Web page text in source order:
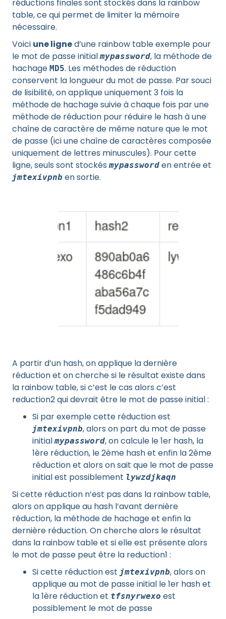
réductions finales sont stockés dans la rainbow
table, ce qui permet de limiter la mémoire
nécessaire.
Voici une ligned’une rainbow table exemple pour
le mot de passe initialmypassword, la méthode de
hachage MD5. Les méthodes de réduction
conservent la longueur du mot de passe. Par souci
de lisibilité, on applique uniquement 3 fois la
méthode de hachage suivie à chaque fois par une
méthode de réduction pour réduire le hash à une
chaîne de caractère de même nature que le mot
de passe (ici une chaîne de caractères composée
uniquement de lettres minuscules). Pour cette
ligne, seuls sont stockésmypassword en entrée et
jmtexivpnb en sortie.
A partir d’un hash, on applique la dernière
réduction et on cherche si le résultat existe dans
la rainbow table, si c’est le cas alors c’est
reduction2 qui devrait être le mot de passe initial :
Si par exemple cette réduction est
jmtexivpnb, alors on part du mot de passe
initialmypassword, on calcule le 1er hash, la
1ère réduction, le 2ème hash et enfin la 2ème
réduction et alors on sait que le mot de passe
initial est possiblement lywzdjkaqn
Si cette réduction n’est pas dans la rainbow table,
alors on applique au hash l’avant dernière
réduction, la méthode de hachage et enfin la
dernière réduction. On cherche alors le résultat
dans la rainbow table et si elle est présente alors
le mot de passe peut être la reduction1 :
Si cette réduction est jmtexivpnb, alors on
applique au mot de passe initial le 1er hash et
la 1ère réduction et tfsnyrwexo est
possiblement le mot de passe